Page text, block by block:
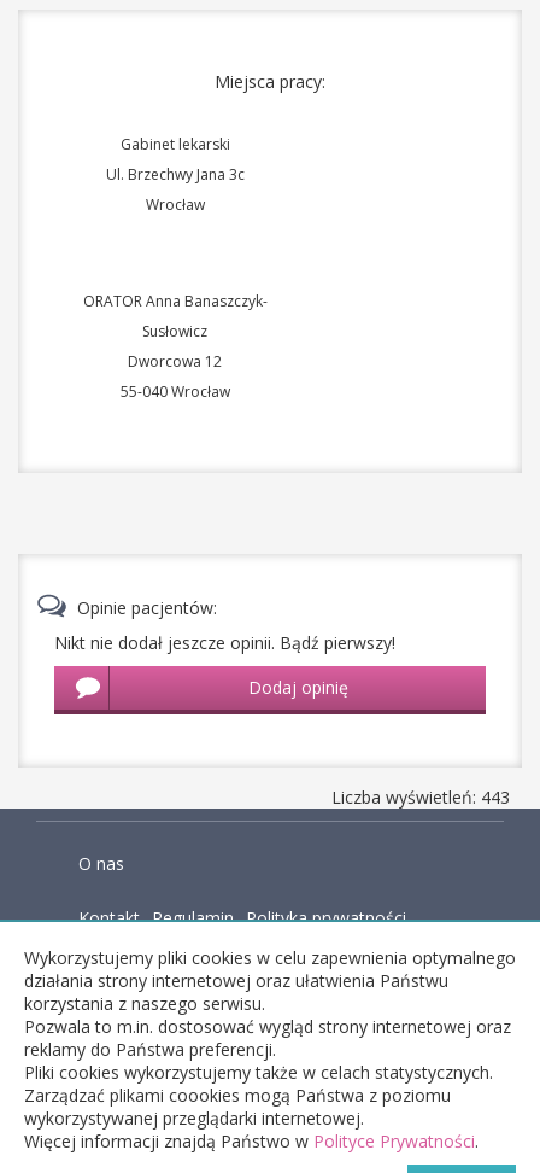
Miejsca pracy:
Gabinet lekarski
Ul. Brzechwy Jana 3c
Wrocław
ORATOR Anna Banaszczyk-
Susłowicz
Dworcowa 12
55-040 Wrocław
Opinie pacjentów:
Nikt nie dodał jeszcze opinii. Bądź pierwszy!
Dodaj opinię
Liczba wyświetleń: 443
O nas
Kontakt Regulamin Polityka prywatności
Baza wiedzy
facebook
copyright © 2026 Dobryfizjo - wyszukiwarka
Wykorzystujemy pliki cookies w celu zapewnienia optymalnego
działania strony internetowej oraz ułatwienia Państwu
korzystania z naszego serwisu.
Pozwala to m.in. dostosować wygląd strony internetowej oraz
reklamy do Państwa preferencji.
Pliki cookies wykorzystujemy także w celach statystycznych.
Zarządzać plikami coookies mogą Państwa z poziomu
wykorzystywanej przeglądarki internetowej.
Więcej informacji znajdą Państwo w Polityce Prywatności.